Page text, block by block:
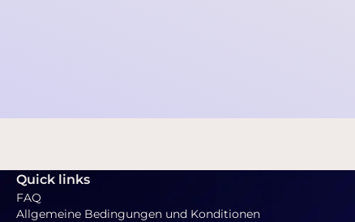
Quick links
FAQ
Allgemeine Bedingungen und Konditionen